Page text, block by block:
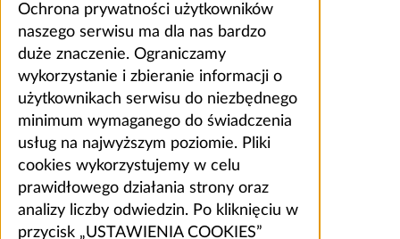
Ochrona prywatności użytkowników
naszego serwisu ma dla nas bardzo
duże znaczenie. Ograniczamy
wykorzystanie i zbieranie informacji o
użytkownikach serwisu do niezbędnego
minimum wymaganego do świadczenia
usług na najwyższym poziomie. Pliki
cookies wykorzystujemy w celu
prawidłowego działania strony oraz
analizy liczby odwiedzin. Po kliknięciu w
przycisk „USTAWIENIA COOKIES”